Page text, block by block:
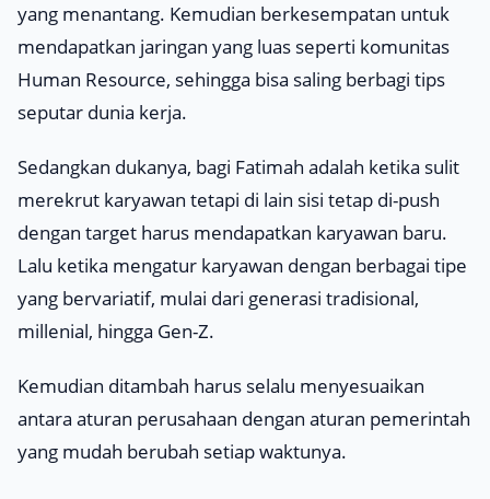
yang menantang. Kemudian berkesempatan untuk
mendapatkan jaringan yang luas seperti komunitas
Human Resource, sehingga bisa saling berbagi tips
seputar dunia kerja.
Sedangkan dukanya, bagi Fatimah adalah ketika sulit
merekrut karyawan tetapi di lain sisi tetap di-push
dengan target harus mendapatkan karyawan baru.
Lalu ketika mengatur karyawan dengan berbagai tipe
yang bervariatif, mulai dari generasi tradisional,
millenial, hingga Gen-Z.
Kemudian ditambah harus selalu menyesuaikan
antara aturan perusahaan dengan aturan pemerintah
yang mudah berubah setiap waktunya.